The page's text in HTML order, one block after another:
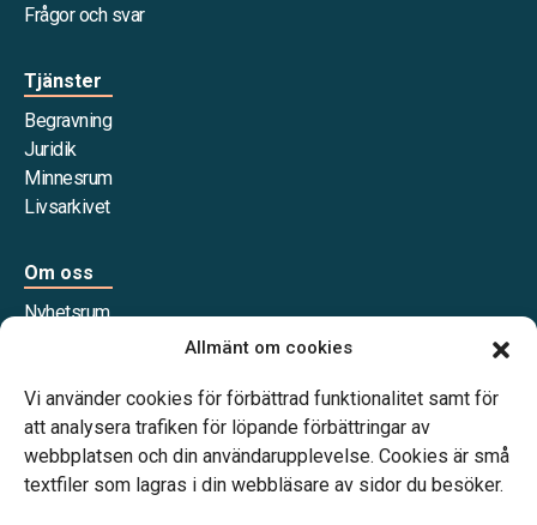
Allmänt om cookies
Vi använder cookies för förbättrad funktionalitet samt för
att analysera trafiken för löpande förbättringar av
webbplatsen och din användarupplevelse. Cookies är små
textfiler som lagras i din webbläsare av sidor du besöker.
Frågor och svar
Tjänster
Begravning
Juridik
Minnesrum
Livsarkivet
Om oss
Nyhetsrum
Våra samarbetspartners